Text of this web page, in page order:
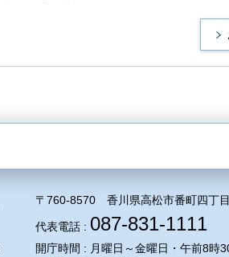
〒760-8570 香川県高松市番町四丁
代表電話 : 087-831-1111
開庁時間 : 月曜日～金曜日・午前8時